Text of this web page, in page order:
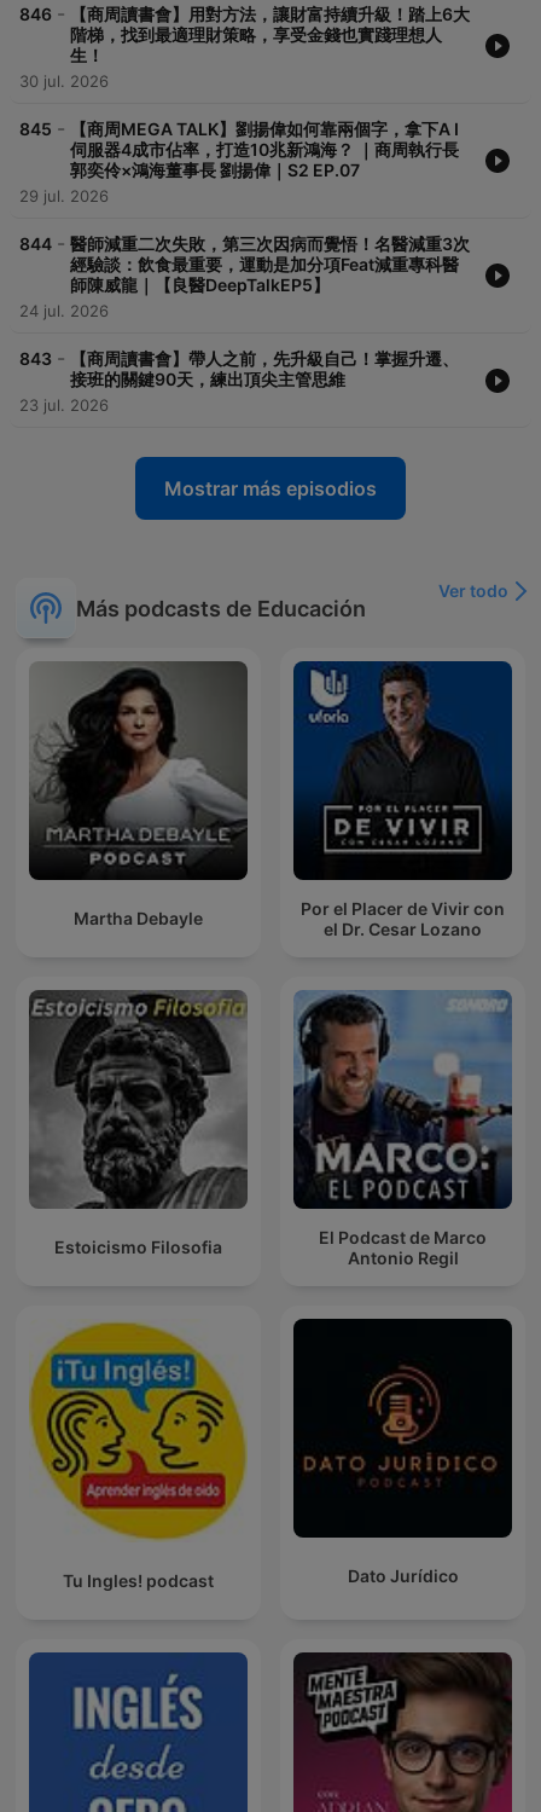
846 -
【商周讀書會】用對方法，讓財富持續升級！踏上6大
階梯，找到最適理財策略，享受金錢也實踐理想人
生！
30 jul. 2026
845 -
【商周MEGA TALK】劉揚偉如何靠兩個字，拿下A I
伺服器4成市佔率，打造10兆新鴻海？ ｜商周執行長
郭奕伶×鴻海董事長 劉揚偉｜S2 EP.07
29 jul. 2026
844 - 醫師減重二次失敗，第三次因病而覺悟！名醫減重3次
經驗談：飲食最重要，運動是加分項Feat減重專科醫
師陳威龍｜【良醫DeepTalkEP5】
24 jul. 2026
843 -
【商周讀書會】帶人之前，先升級自己！掌握升遷、
接班的關鍵90天，練出頂尖主管思維
23 jul. 2026
Mostrar más episodios
Más podcasts de Educación
Ver todo
Martha Debayle
Por el Placer de Vivir con
el Dr. Cesar Lozano
Estoicismo Filosofia
El Podcast de Marco
Antonio Regil
Tu Ingles! podcast Dato Jurídico